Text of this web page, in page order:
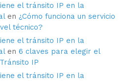
el tránsito IP en la
en ¿Cómo funciona un servicio
técnico?
el tránsito IP en la
en 6 claves para elegir el
IP
el tránsito IP en la